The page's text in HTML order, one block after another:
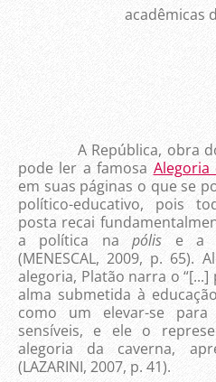
acadêmicas
A República, obra do
pode ler a famosa Alegoria
em suas páginas o que se
político-educativo, pois
posta recai
a política napólis e a
(MENESCAL, 2009, p. 65).
alegoria, Platão narra o
alma submetida à
como um elevar-se para
sensíveis, e ele o
alegoria da caverna,
(LAZARINI, 2007, p. 41).